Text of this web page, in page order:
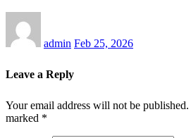
admin Feb 25, 2026
Leave a Reply
Your email address will not be published.
marked *